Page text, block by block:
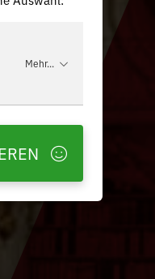
Mehr...